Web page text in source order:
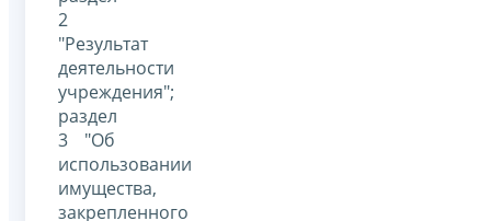
2
"Результат
деятельности
учреждения";
раздел
3 "Об
использовании
имущества,
закрепленного